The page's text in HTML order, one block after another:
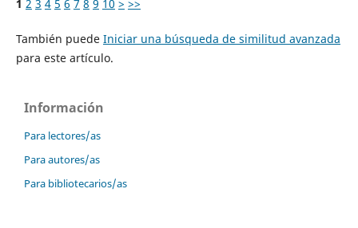
1 2 3 4 5 6 7 8 9 10 > >>
También puede Iniciar una búsqueda de similitud avanzada
para este artículo.
Información
Para lectores/as
Para autores/as
Para bibliotecarios/as